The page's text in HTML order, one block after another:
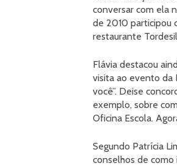
conversar com ela
de 2010 participou
restaurante
Flávia destacou
visita ao evento da
você”. Deise
exemplo, sobre
Oficina Escola.
Segundo Patrícia
conselhos de como